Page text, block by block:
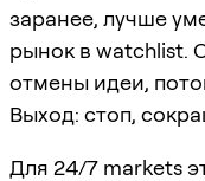
заранее, лучше
рынок в watchlist.
отмены идеи,
Выход: стоп,
Для 24/7 markets